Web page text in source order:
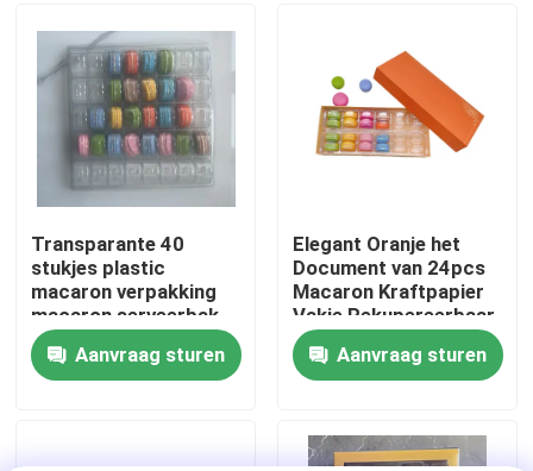
Fabriekstocht
Kwaliteitscontrole
Neem contact met ons op
Nieuws
Gevallen
Transparante 40
stukjes plastic
macaron verpakking
macaron serveerbak
Aanvraag sturen
Elegant Oranje het
Document van 24pcs
Macaron Kraftpapier
Vakje Rekupereerbaar
met Plastic Binnen
Aanvraag sturen